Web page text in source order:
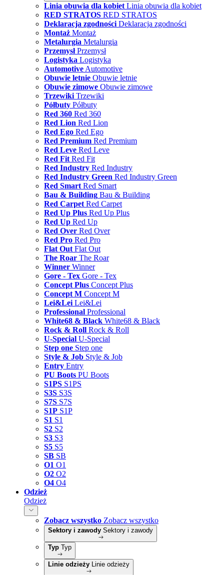
Linia obuwia dla kobiet Linia obuwia dla kobiet
RED STRATOS RED STRATOS
Deklaracja zgodności Deklaracja zgodności
Montaż Montaż
Metalurgia Metalurgia
Przemysł Przemysł
Logistyka Logistyka
Automotive Automotive
Obuwie letnie Obuwie letnie
Obuwie zimowe Obuwie zimowe
Trzewiki Trzewiki
Półbuty Półbuty
Red 360 Red 360
Red Lion Red Lion
Red Ego Red Ego
Red Premium Red Premium
Red Leve Red Leve
Red Fit Red Fit
Red Industry Red Industry
Red Industry Green Red Industry Green
Red Smart Red Smart
Bau & Building Bau & Building
Red Carpet Red Carpet
Red Up Plus Red Up Plus
Red Up Red Up
Red Over Red Over
Red Pro Red Pro
Flat Out Flat Out
The Roar The Roar
Winner Winner
Gore - Tex Gore - Tex
Concept Plus Concept Plus
Concept M Concept M
Lei&Lei Lei&Lei
Professional Professional
White68 & Black White68 & Black
Rock & Roll Rock & Roll
U-Special U-Special
Step one Step one
Style & Job Style & Job
Entry Entry
PU Boots PU Boots
S1PS S1PS
S3S S3S
S7S S7S
S1P S1P
S1 S1
S2 S2
S3 S3
S5 S5
SB SB
O1 O1
O2 O2
O4 O4
Odzież
Odzież
Zobacz wszystko Zobacz wszystko
Sektory i zawody Sektory i zawody
Typ Typ
Linie odzieży Linie odzieży